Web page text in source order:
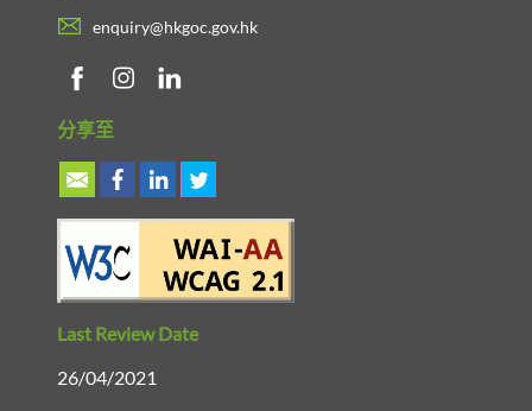
enquiry@hkgoc.gov.hk
分享至
Last Review Date
26/04/2021